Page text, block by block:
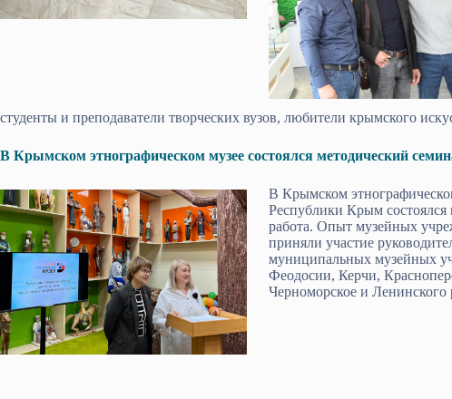
студенты и преподаватели творческих вузов, любители крымского
В Крымском этнографическом музее состоялся методический
В Крымском
Республики Крым состоялся
работа. Опыт музейных
приняли участие
муниципальных музейных
Феодосии, Керчи,
Черноморское и Ленинского